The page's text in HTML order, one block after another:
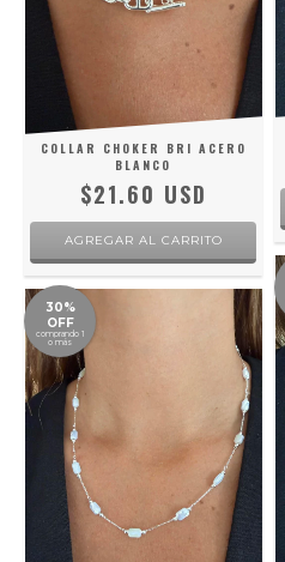
COLLAR CHOKER BRI ACERO
BLANCO
$21.60 USD
30%
OFF
comprando 1
o más